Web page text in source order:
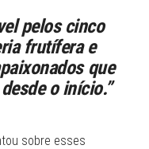
pelos cinco
frutífera e
que
o início.”
sobre esses